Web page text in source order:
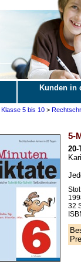
Kunden in
Klasse 5 bis 10>
5-
32